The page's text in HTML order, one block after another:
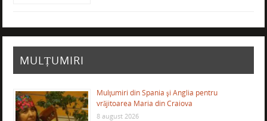
MULȚUMIRI
Mulţumiri din Spania şi Anglia pentru
vrăjitoarea Maria din Craiova
8 august 2026